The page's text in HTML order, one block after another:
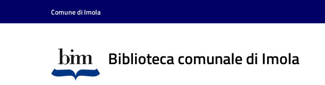
Vai al contenuto
Vai alla navigazione
Comune di Imola
Biblioteca comunale di Imola